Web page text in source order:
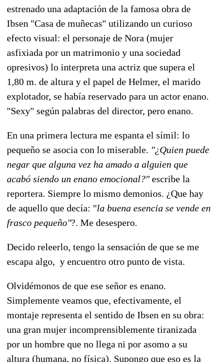
estrenado una adaptación de la famosa obra de
Ibsen "Casa de muñecas" utilizando un curioso
efecto visual: el personaje de Nora (mujer
asfixiada por un matrimonio y una sociedad
opresivos) lo interpreta una actriz que supera el
1,80 m. de altura y el papel de Helmer, el marido
explotador, se había reservado para un actor enano.
"Sexy" según palabras del director, pero enano.
En una primera lectura me espanta el símil: lo
pequeño se asocia con lo miserable. "¿Quien puede
negar que alguna vez ha amado a alguien que
acabó siendo un enano emocional?"escribe la
reportera. Siempre lo mismo demonios. ¿Que hay
de aquello que decía: "la buena esencia se vende en
frasco pequeño"?. Me desespero.
Decido releerlo, tengo la sensación de que se me
escapa algo, y encuentro otro punto de vista.
Olvidémonos de que ese señor es enano.
Simplemente veamos que, efectivamente, el
montaje representa el sentido de Ibsen en su obra:
una gran mujer incomprensiblemente tiranizada
por un hombre que no llega ni por asomo a su
altura (humana, no física). Supongo que eso es la